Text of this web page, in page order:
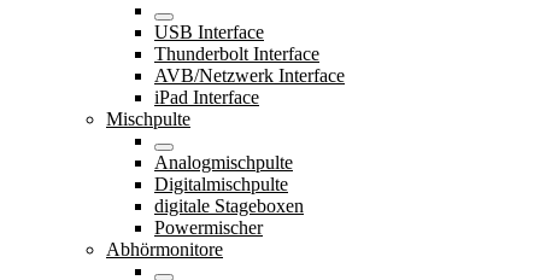
USB Interface
Thunderbolt Interface
AVB/Netzwerk Interface
iPad Interface
Mischpulte
Analogmischpulte
Digitalmischpulte
digitale Stageboxen
Powermischer
Abhörmonitore